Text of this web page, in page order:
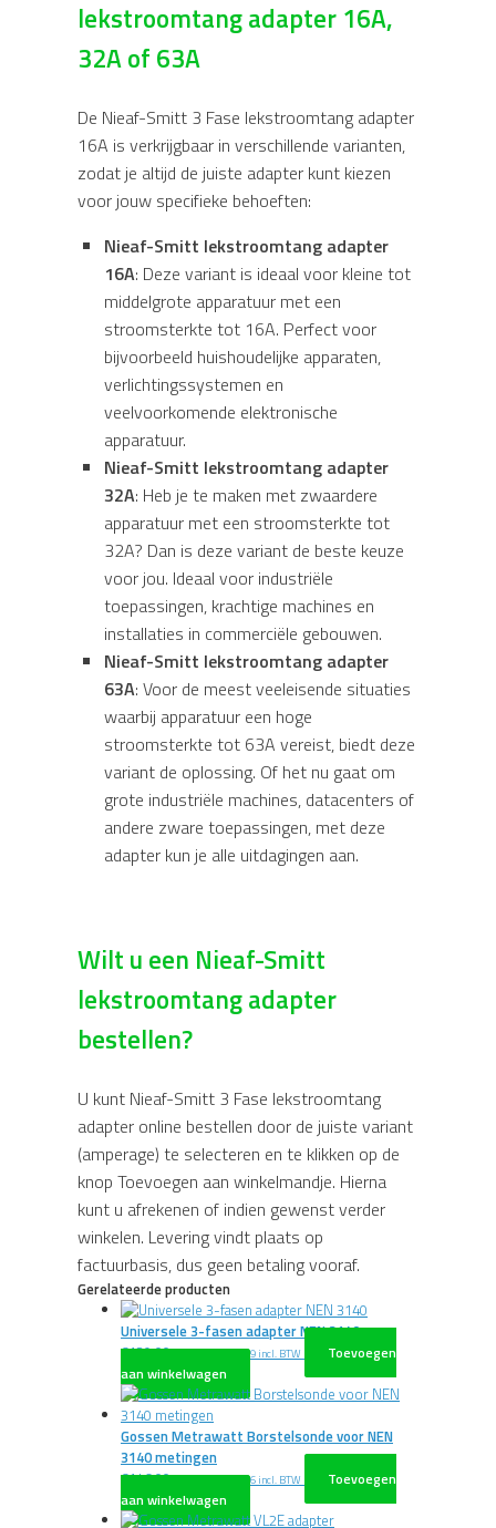
lekstroomtang adapter 16A,
32A of 63A
De Nieaf-Smitt 3 Fase lekstroomtang adapter
16A is verkrijgbaar in verschillende varianten,
zodat je altijd de juiste adapter kunt kiezen
voor jouw specifieke behoeften:
Nieaf-Smitt lekstroomtang adapter
16A: Deze variant is ideaal voor kleine tot
middelgrote apparatuur met een
stroomsterkte tot 16A. Perfect voor
bijvoorbeeld huishoudelijke apparaten,
verlichtingssystemen en
veelvoorkomende elektronische
apparatuur.
Nieaf-Smitt lekstroomtang adapter
32A: Heb je te maken met zwaardere
apparatuur met een stroomsterkte tot
32A? Dan is deze variant de beste keuze
voor jou. Ideaal voor industriële
toepassingen, krachtige machines en
installaties in commerciële gebouwen.
Nieaf-Smitt lekstroomtang adapter
63A: Voor de meest veeleisende situaties
waarbij apparatuur een hoge
stroomsterkte tot 63A vereist, biedt deze
variant de oplossing. Of het nu gaat om
grote industriële machines, datacenters of
andere zware toepassingen, met deze
adapter kun je alle uitdagingen aan.
Wilt u een Nieaf-Smitt
lekstroomtang adapter
bestellen?
U kunt Nieaf-Smitt 3 Fase lekstroomtang
adapter online bestellen door de juiste variant
(amperage) te selecteren en te klikken op de
knop Toevoegen aan winkelmandje. Hierna
kunt u afrekenen of indien gewenst verder
winkelen. Levering vindt plaats op
factuurbasis, dus geen betaling vooraf.
Gerelateerde producten
Universele 3-fasen adapter NEN 3140
€139,00 excl. BTW€168,19 incl. BTW
Toevoegen
aan winkelwagen
Gossen Metrawatt Borstelsonde voor NEN
3140 metingen
€146,00 excl. BTW€176,66 incl. BTW
Toevoegen
aan winkelwagen